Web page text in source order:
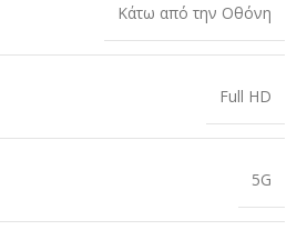
Κάτω από την Οθόνη
Full HD
5G